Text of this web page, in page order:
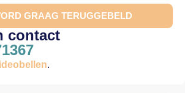
GRAAG TERUGGEBELD
contact
.